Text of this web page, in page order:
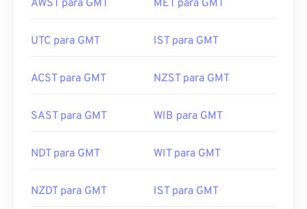
AWST para GMT MET para GMT
UTC para GMT IST para GMT
ACST para GMT NZST para GMT
SAST para GMT WIB para GMT
NDT para GMT WIT para GMT
NZDT para GMT IST para GMT